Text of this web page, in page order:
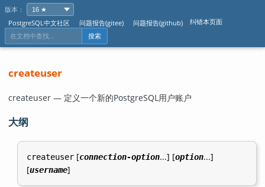
版本：
PostgreSQL中文社区
问题报告(gitee) 问题报告(github) 纠错本页面
搜索
createuser
createuser — 定义一个新的PostgreSQL用户账户
大纲
createuser[connection-option...] [option...]
[username]